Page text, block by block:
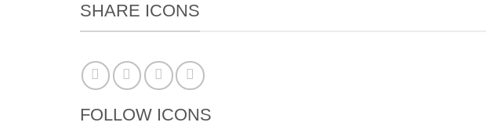
SHARE ICONS
FOLLOW ICONS